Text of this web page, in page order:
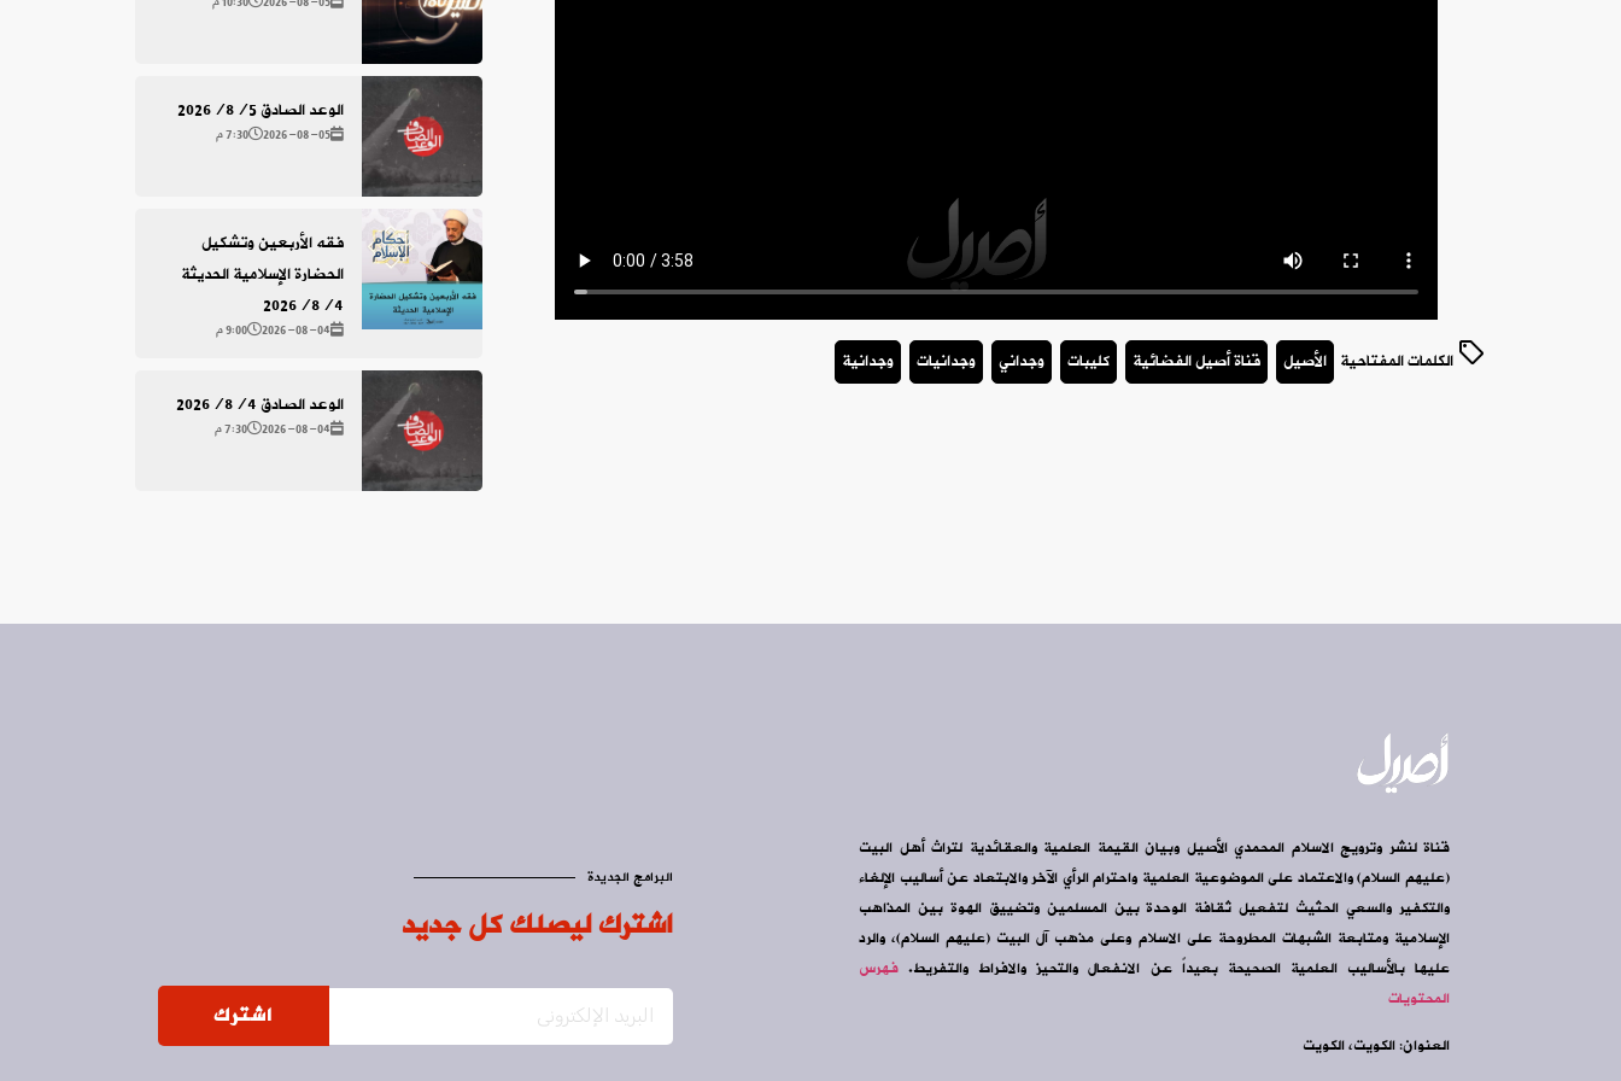
الكلمات المفتاحية الأصيل قناة أصيل الفضائية كليبات وجداني وجدانيات وجدانية
الوعد الصادق 2026/8/5
2026-08-05 7:30 م
فقه الأربعين وتشكيل
الحضارة الإسلامية الحديثة
2026/8/4
2026-08-04 9:00 م
الوعد الصادق 2026/8/4
2026-08-04 7:30 م
قناة لنشر وترويج الاسلام المحمدي الأصيل وبيان القيمة العلمية والعقائدية لتراث أهل البيت
(عليهم السلام) والاعتماد على الموضوعية العلمية واحترام الرأي الآخر والابتعاد عن أساليب الإلغاء
والتكفير والسعي الحثيث لتفعيل ثقافة الوحدة بين المسلمين وتضييق الهوة بين المذاهب
الإسلامية ومتابعة الشبهات المطروحة على الاسلام وعلى مذهب آل البيت (عليهم السلام)، والرد
عليها بالأساليب العلمية الصحيحة بعيداً عن الانفعال والتحيز والافراط والتفريط. فهرس
المحتويات
العنوان: الكويت، الكويت
البرامج الجديدة
اشترك ليصلك كل جديد
اشترك